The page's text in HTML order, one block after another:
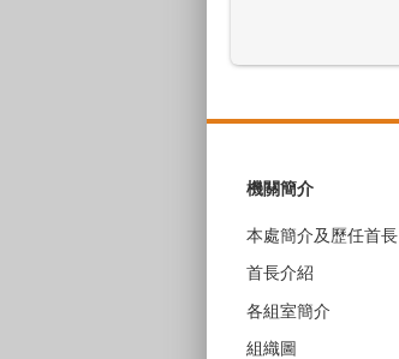
機關簡介
本處簡介及歷任首長
首長介紹
各組室簡介
組織圖